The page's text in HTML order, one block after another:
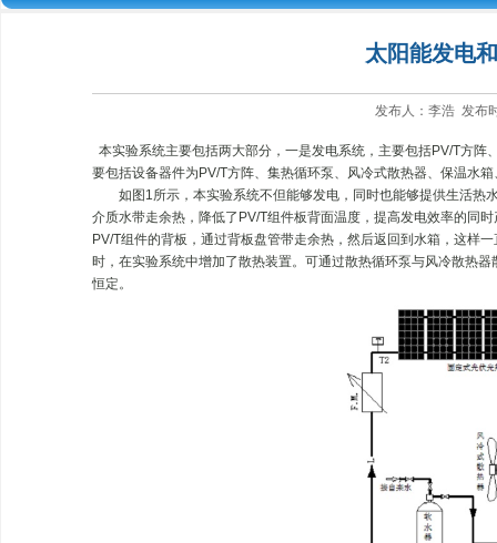
太阳能发电
发布人：李浩 发布
本实验系统主要包括两大部分，一是发电系统，主要包括PV/T方
要包括设备器件为PV/T方阵、集热循环泵、风冷式散热器、保温水
如图1所示，本实验系统不但能够发电，同时也能够提供生活热
介质水带走余热，降低了PV/T组件板背面温度，提高发电效率的同
PV/T组件的背板，通过背板盘管带走余热，然后返回到水箱，这样
时，在实验系统中增加了散热装置。可通过散热循环泵与风冷散热
恒定。